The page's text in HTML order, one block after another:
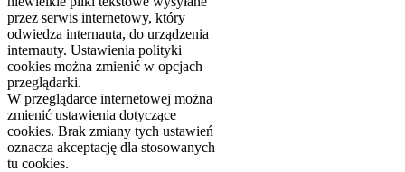
przez serwis internetowy, który
odwiedza internauta, do urządzenia
internauty. Ustawienia polityki
cookies można zmienić w opcjach
przeglądarki.
W przeglądarce internetowej można
zmienić ustawienia dotyczące
cookies. Brak zmiany tych ustawień
oznacza akceptację dla stosowanych
tu cookies.